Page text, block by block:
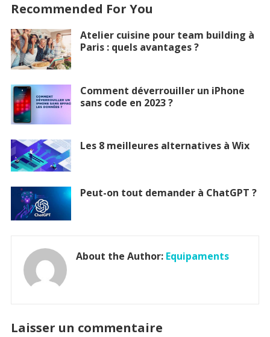
Recommended For You
Atelier cuisine pour team building à
Paris : quels avantages ?
Comment déverrouiller un iPhone
sans code en 2023 ?
Les 8 meilleures alternatives à Wix
Peut-on tout demander à ChatGPT ?
About the Author: Equipaments
Laisser un commentaire